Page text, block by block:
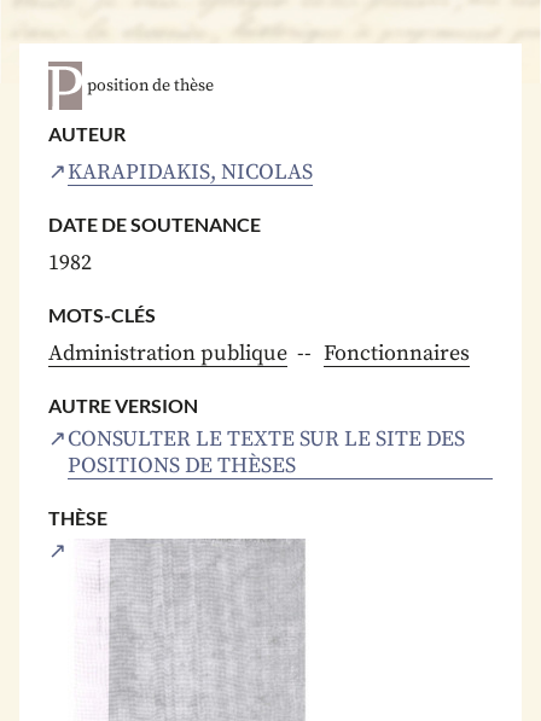
position de thèse
AUTEUR
KARAPIDAKIS, NICOLAS
DATE DE SOUTENANCE
1982
MOTS-CLÉS
Administration publique Fonctionnaires
AUTRE VERSION
CONSULTER LE TEXTE SUR LE SITE DES
POSITIONS DE THÈSES
THÈSE